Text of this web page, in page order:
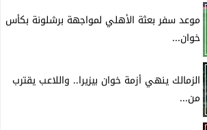
موعد سفر بعثة الأهلي لمواجهة برشلونة بكأس
خوان...
الزمالك ينهي أزمة خوان بيزيرا.. واللاعب يقترب
من...